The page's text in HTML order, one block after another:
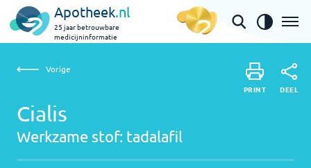
Apotheek.nl
25 jaar betrouwbare
medicijninformatie
Cialis | tadalafil
over
de
Vorige
Cialis
Werkzame stof: tadalafil
PRINT DEEL